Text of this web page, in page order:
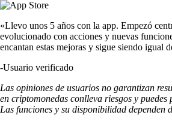
«Llevo unos 5 años con la app. Empezó
evolucionado con acciones y nuevas
encantan estas mejoras y sigue siendo igual
-Usuario verificado
Las opiniones de usuarios no garantizan
en criptomonedas conlleva riesgos y puedes
Las funciones y su disponibilidad dependen